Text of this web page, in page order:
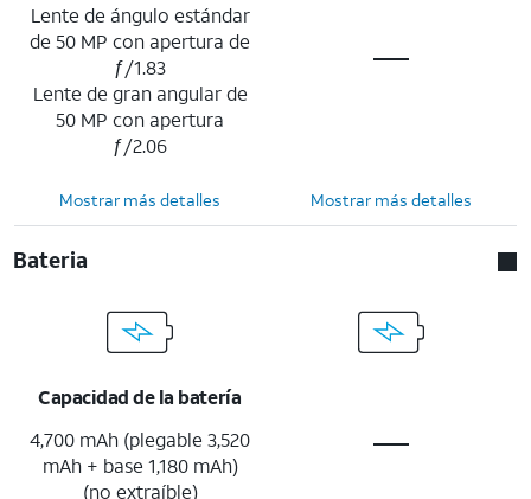
Lente de ángulo estándar
de 50 MP con apertura de
ƒ/1.83
Lente de gran angular de
50 MP con apertura
ƒ/2.06
Mostrar más detalles Mostrar más detalles
Bateria
Capacidad de la batería
4,700 mAh (plegable 3,520
mAh + base 1,180 mAh)
(no extraíble)